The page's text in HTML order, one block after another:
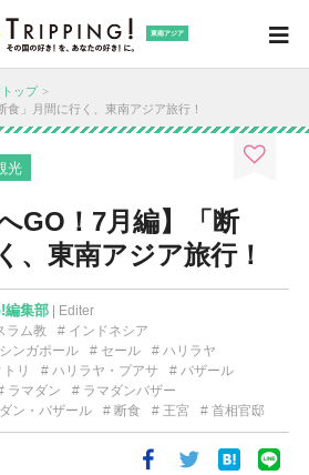
東南アジア
ップ
食」月間に行く、東南アジア旅行！
光
GO！7月編】「断
、東南アジア旅行！
編集部| Editer
ラム教
インドネシア
シンガポール セール
ハリラヤ
リ
ハリラヤ・プアサ
バザール
ラマダン
ラマダンバザー
ン・バザール 断食 王宮 首相官邸